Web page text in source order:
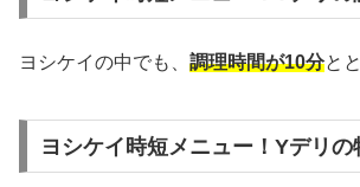
ヨシケイの中でも、 調理時間が10分と
ヨシケイ時短メニュー！Yデリの